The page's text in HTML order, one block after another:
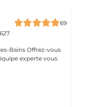
69
vous
experte vous